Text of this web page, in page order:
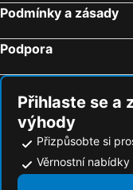
Le Panoramic
Novotel Suites Nice
Hotel Danemark
Hôtel Normandie
Best Western Hotel
Amaryllis
Podmínky a zásady
Podpora
Přihlaste se a
výhody
Přizpůsobte si
Věrnostní